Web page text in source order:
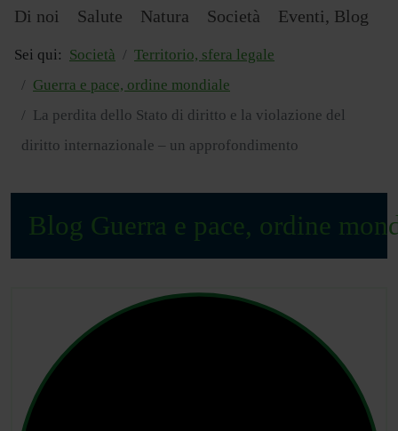
Di noi Salute Natura Società Eventi, Blog
Sei qui: Società
Territorio, sfera legale
Guerra e pace, ordine mondiale
La perdita dello Stato di diritto e la violazione del
diritto internazionale – un approfondimento
Blog Guerra e pace, ordine